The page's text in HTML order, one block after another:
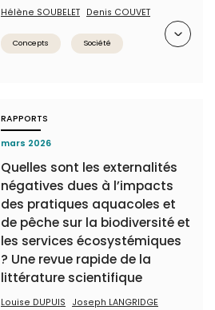
Hélène SOUBELET Denis COUVET
Concepts Société
RAPPORTS
mars 2026
Quelles sont les externalités
négatives dues à l’impacts
des pratiques aquacoles et
de pêche sur la biodiversité et
les services écosystémiques
? Une revue rapide de la
littérature scientifique
Louise DUPUIS Joseph LANGRIDGE